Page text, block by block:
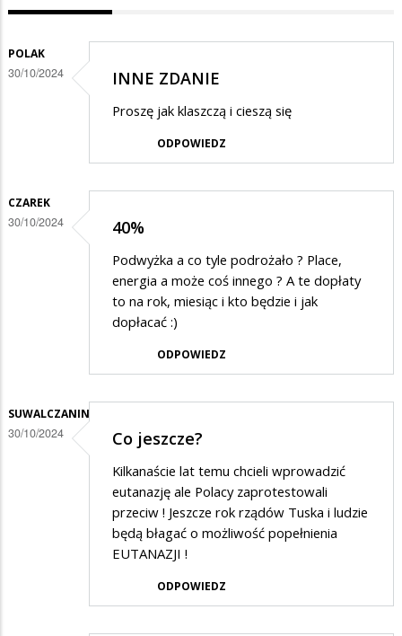
POLAK
30/10/2024 INNE ZDANIE
Proszę jak klaszczą i cieszą się
ODPOWIEDZ
CZAREK
30/10/2024 40%
Podwyżka a co tyle podrożało ? Place,
energia a może coś innego ? A te dopłaty
to na rok, miesiąc i kto będzie i jak
dopłacać :)
ODPOWIEDZ
SUWALCZANIN
30/10/2024 Co jeszcze?
Kilkanaście lat temu chcieli wprowadzić
eutanazję ale Polacy zaprotestowali
przeciw ! Jeszcze rok rządów Tuska i ludzie
będą błagać o możliwość popełnienia
EUTANAZJI !
ODPOWIEDZ